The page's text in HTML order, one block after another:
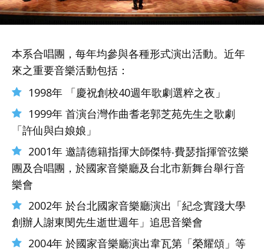
本系合唱團，每年均參與各種形式演出活動。近年
來之重要音樂活動包括：
1998年 「慶祝創校40週年歌劇選粹之夜」
1999年 首演台灣作曲耆老郭芝苑先生之歌劇
「許仙與白娘娘」
2001年 邀請德籍指揮大師傑特‧費瑟指揮管弦樂
團及合唱團，於國家音樂廳及台北市新舞台舉行音
樂會
2002年 於台北國家音樂廳演出「紀念實踐大學
創辦人謝東閔先生逝世週年」追思音樂會
2004年 於國家音樂廳演出韋瓦第「榮耀頌」等